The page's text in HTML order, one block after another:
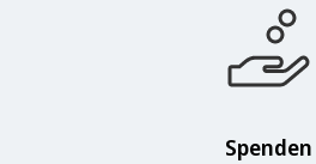
Spenden